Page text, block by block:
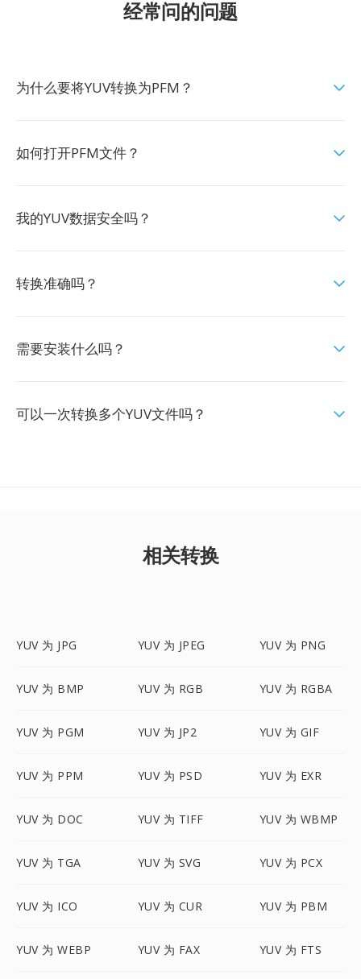
经常问的问题
为什么要将YUV转换为PFM？
如何打开PFM文件？
我的YUV数据安全吗？
转换准确吗？
需要安装什么吗？
可以一次转换多个YUV文件吗？
相关转换
YUV 为 JPG YUV 为 JPEG YUV 为 PNG
YUV 为 BMP YUV 为 RGB YUV 为 RGBA
YUV 为 PGM YUV 为 JP2 YUV 为 GIF
YUV 为 PPM YUV 为 PSD YUV 为 EXR
YUV 为 DOC YUV 为 TIFF YUV 为 WBMP
YUV 为 TGA YUV 为 SVG YUV 为 PCX
YUV 为 ICO YUV 为 CUR YUV 为 PBM
YUV 为 WEBP YUV 为 FAX YUV 为 FTS